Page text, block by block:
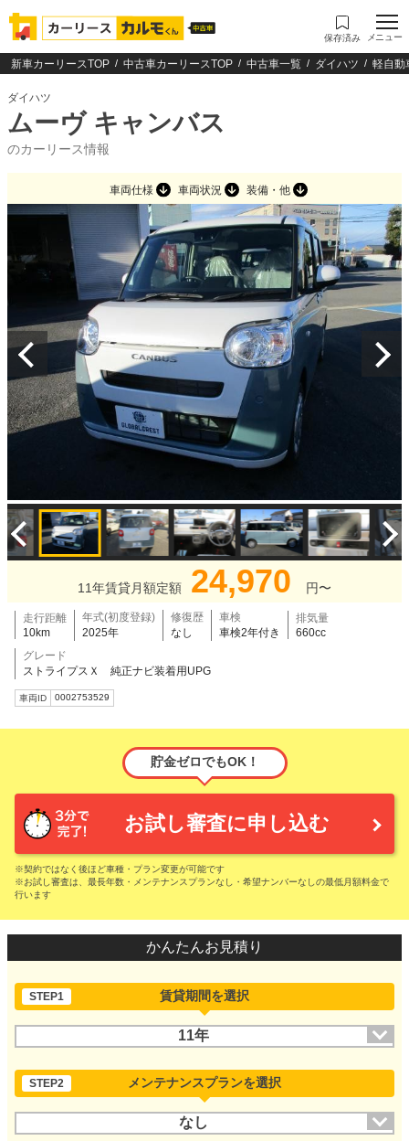
保存済み メニュー
新車カーリースTOP 中古車カーリースTOP 中古車一覧 ダイハツ 軽自動
ダイハツ
ムーヴ キャンバス
のカーリース情報
車両仕様 車両状況 装備・他
11年賃貸月額定額 24,970 円〜
走行距離
10km
年式(初度登録)
2025年
修復歴
なし
車検
車検2年付き
排気量
660cc
グレード
ストライプスＸ 純正ナビ装着用UPG
車両ID 0002753529
貯金ゼロでもOK！
お試し審査に申し込む
※契約ではなく後ほど車種・プラン変更が可能です
※お試し審査は、最長年数・メンテナンスプランなし・希望ナンバーなしの最低月額料金で
行います
かんたんお見積り
STEP1 賃貸期間を選択
11年
STEP2 メンテナンスプランを選択
なし